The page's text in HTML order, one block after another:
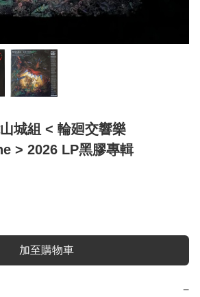
城組 < 輪廻交響樂
> 2026 LP黑膠專輯
加至購物車
−